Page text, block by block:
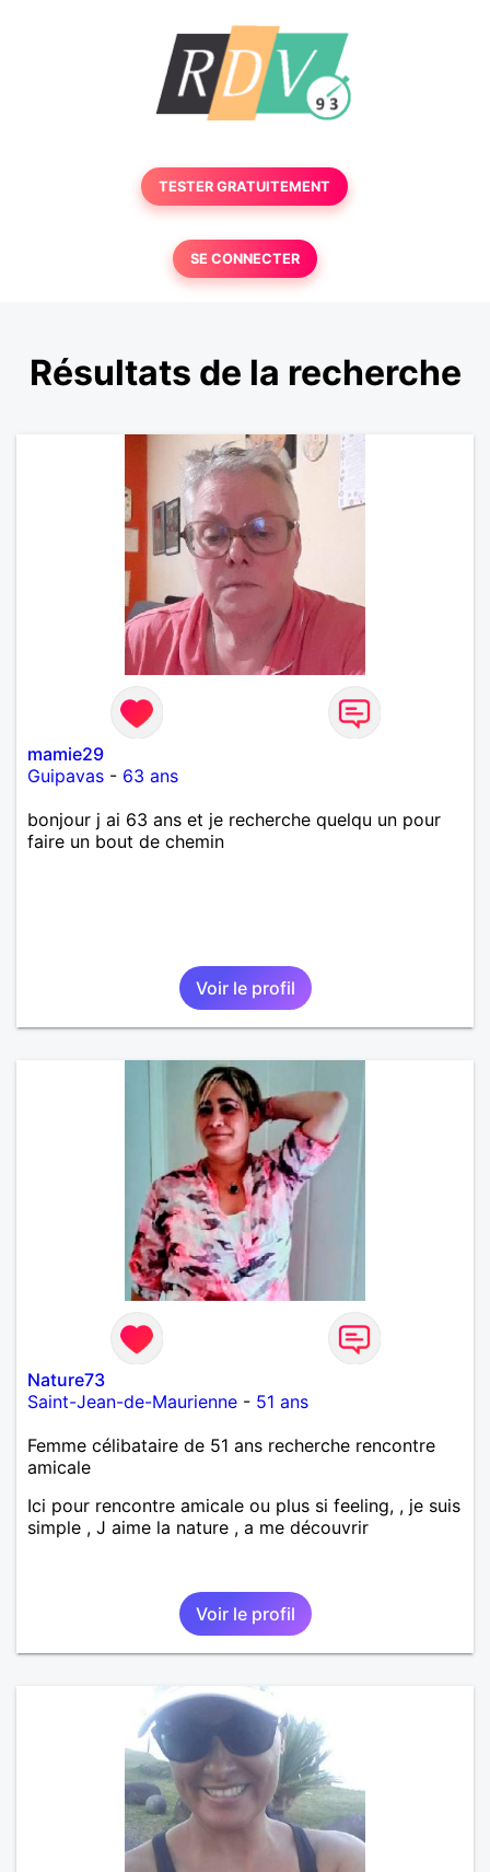
TESTER GRATUITEMENT
SE CONNECTER
Résultats de la recherche
mamie29
Guipavas - 63 ans
bonjour j ai 63 ans et je recherche quelqu un pour
faire un bout de chemin
Voir le profil
Nature73
Saint-Jean-de-Maurienne - 51 ans
Femme célibataire de 51 ans recherche rencontre
amicale
Ici pour rencontre amicale ou plus si feeling, , je suis
simple , J aime la nature , a me découvrir
Voir le profil